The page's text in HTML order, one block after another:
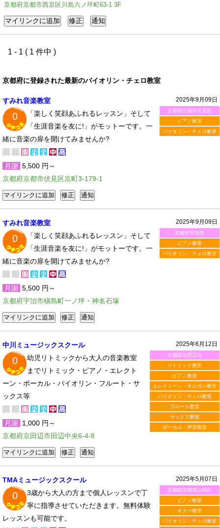
京都府京都市西京区川島六ノ坪町63-1 3F
1 - 1 ( 1 件中 )
京都府に登録された最新のバイオリン・チェロ教室
2025年9月09日
京都府京都市伏見区
ピアノ教室
バイオリン・チェロ教室
すみれ音楽教室
0
「楽しく笑顔あふれるレッスン」そして
「生涯音楽を友に!」がモットーです。一
緒に音楽の扉を開けてみませんか?
月謝 5,500 円～
京都府京都市伏見区京町3-179-1
2025年9月09日
京都府宇治市
ピアノ教室
バイオリン・チェロ教室
すみれ音楽教室
0
「楽しく笑顔あふれるレッスン」そして
「生涯音楽を友に!」がモットーです。一
緒に音楽の扉を開けてみませんか?
月謝 5,500 円～
京都府宇治市槇島町一ノ坪・神名石塚
2025年6月12日
京都府京田辺市
リトミック教室
ピアノ教室
エレクトーン・オルガン教室
バイオリン・チェロ教室
フルート教室
サックス教室
ボーカル・声楽教室
中川ミュージックスクール
0
幼児リトミックから大人の音楽教室
までリトミック・ピアノ・エレクト
ーン・ボーカル・バイオリン・フルート・サ
ックス等
月謝 1,000 円～
京都府京田辺市田辺中央6-4-8
2025年5月07日
京都府京都市山科区
ピアノ教室
ギター教室
バイオリン・チェロ教室
TMAミュージックスクール
0
3歳から大人の方まで個人レッスンで丁
寧に指導させていただきます。無料体験
レッスンも可能です。